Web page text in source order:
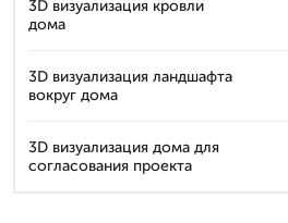
3D визуализация кровли
дома
3D визуализация ландшафта
вокруг дома
3D визуализация дома для
согласования проекта